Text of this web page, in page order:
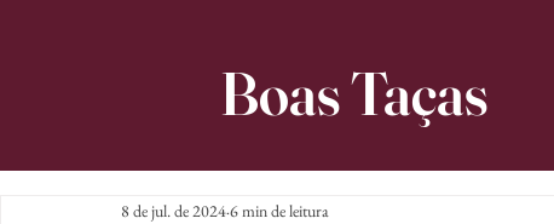
Boas Taças
8 de jul. de 20246 min de leitura